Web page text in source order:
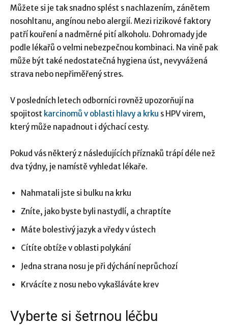
Můžete si je tak snadno splést s nachlazením, zánětem
nosohltanu, angínou nebo alergií. Mezi rizikové faktory
patří kouření a nadměrné pití alkoholu. Dohromady jde
podle lékařů o velmi nebezpečnou kombinaci. Na vině pak
může být také nedostatečná hygiena úst, nevyvážená
strava nebo nepřiměřený stres.
V posledních letech odborníci rovněž upozorňují na
spojitost karcinomů v oblasti hlavy a krku s HPV virem,
který může napadnout i dýchací cesty.
Pokud vás některý z následujících příznaků trápí déle než
dva týdny, je namístě vyhledat lékaře.
Nahmatali jste si bulku na krku
Zníte, jako byste byli nastydlí, a chraptíte
Máte bolestivý jazyk a vředy v ústech
Cítíte obtíže v oblasti polykání
Jedna strana nosu je při dýchání neprůchozí
Krvácíte z nosu nebo vykašláváte krev
Vyberte si šetrnou léčbu